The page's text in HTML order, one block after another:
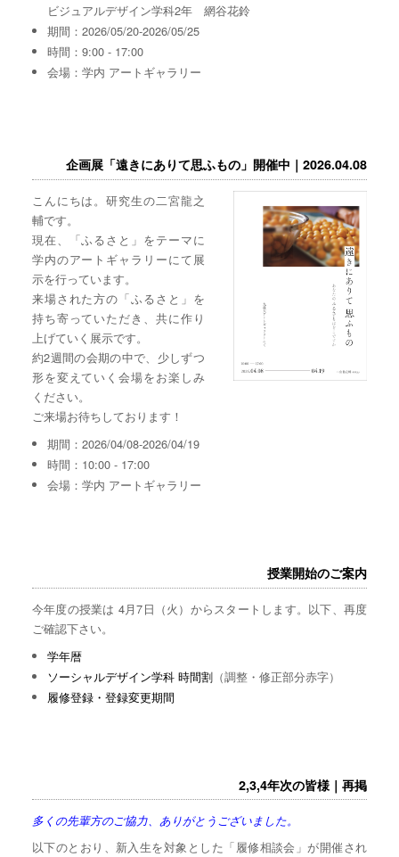
ビジュアルデザイン学科2年 網谷花鈴
期間：2026/05/20-2026/05/25
時間：9:00 - 17:00
会場：学内 アートギャラリー
企画展「遠きにありて思ふもの」開催中｜2026.04.08
こんにちは。研究生の二宮龍之
輔です。
現在、「ふるさと」をテーマに
学内のアートギャラリーにて展
示を行っています。
来場された方の「ふるさと」を
持ち寄っていただき、共に作り
上げていく展示です。
約2週間の会期の中で、少しずつ
形を変えていく会場をお楽しみ
ください。
ご来場お待ちしております！
期間：2026/04/08-2026/04/19
時間：10:00 - 17:00
会場：学内 アートギャラリー
授業開始のご案内
今年度の授業は 4月7日（火）からスタートします。以下、再度
ご確認下さい。
学年暦
ソーシャルデザイン学科 時間割 （調整・修正部分赤字）
履修登録・登録変更期間
2,3,4年次の皆様｜再掲
多くの先輩方のご協力、ありがとうございました。
以下のとおり、新入生を対象とした「履修相談会」が開催され